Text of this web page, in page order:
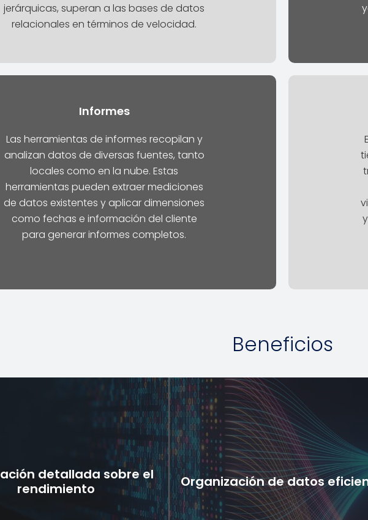
jerárquicas, superan a las bases de datos
relacionales en términos de velocidad.
Informes
Las herramientas de informes recopilan y
analizan datos de diversas fuentes, tanto
locales como en la nube. Estas
herramientas pueden extraer mediciones
de datos existentes y aplicar dimensiones
como fechas e información del cliente
para generar informes completos.
Beneficios
detallada sobre el
rendimiento
Organización de datos